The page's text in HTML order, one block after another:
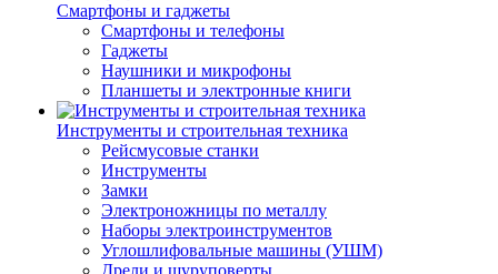
Смартфоны и гаджеты
Смартфоны и телефоны
Гаджеты
Наушники и микрофоны
Планшеты и электронные книги
Инструменты и строительная техника
Рейсмусовые станки
Инструменты
Замки
Электроножницы по металлу
Наборы электроинструментов
Углошлифовальные машины (УШМ)
Дрели и шуруповерты